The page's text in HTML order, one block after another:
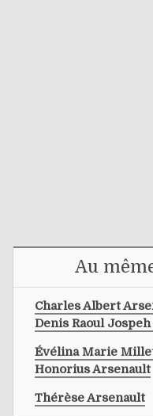
Au
Charles Albert
Denis Raoul
Évélina Marie
Honorius Arsenault
Thérèse Arsenault